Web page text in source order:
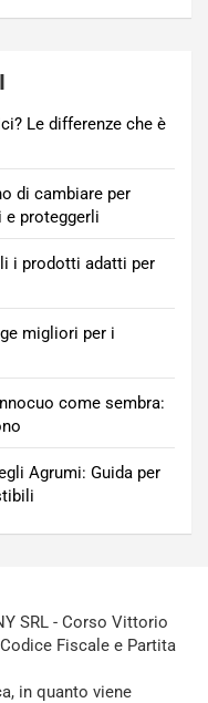
Le differenze che è
di cambiare per
e proteggerli
i prodotti adatti per
migliori per i
come sembra:
Agrumi: Guida per
SRL - Corso Vittorio
Fiscale e Partita
in quanto viene